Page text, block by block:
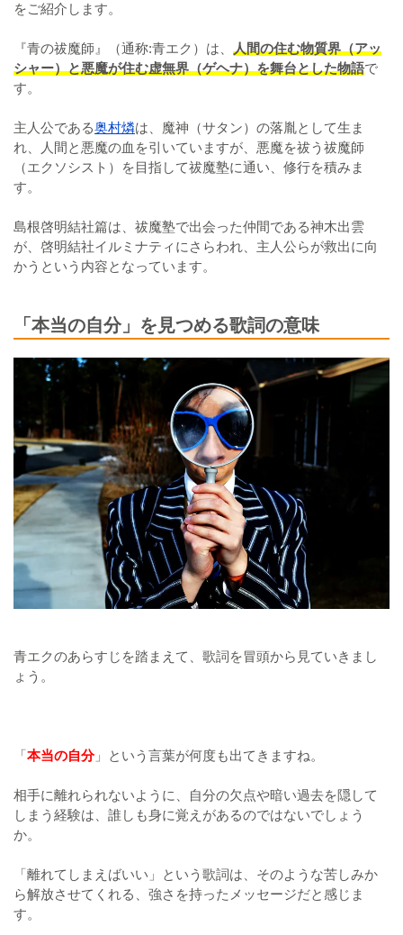
をご紹介します。
『青の祓魔師』（通称:青エク）は、 人間の住む物質界（アッ
シャー）と悪魔が住む虚無界（ゲヘナ）を舞台とした物語で
す。
主人公である奥村燐は、魔神（サタン）の落胤として生ま
れ、人間と悪魔の血を引いていますが、悪魔を祓う祓魔師
（エクソシスト）を目指して祓魔塾に通い、修行を積みま
す。
島根啓明結社篇は、祓魔塾で出会った仲間である神木出雲
が、啓明結社イルミナティにさらわれ、主人公らが救出に向
かうという内容となっています。
「本当の自分」を見つめる歌詞の意味
青エクのあらすじを踏まえて、歌詞を冒頭から見ていきまし
ょう。
「本当の自分」という言葉が何度も出てきますね。
相手に離れられないように、自分の欠点や暗い過去を隠して
しまう経験は、誰しも身に覚えがあるのではないでしょう
か。
「離れてしまえばいい」という歌詞は、そのような苦しみか
ら解放させてくれる、強さを持ったメッセージだと感じま
す。